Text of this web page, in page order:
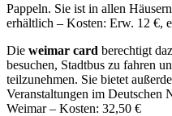
Pappeln. Sie ist in allen
erhältlich – Kosten: Erw. 12 €,
Die weimar card berechtigt
besuchen, Stadtbus zu fahren
teilzunehmen. Sie bietet
Veranstaltungen im Deutschen
Weimar – Kosten: 32,50 €